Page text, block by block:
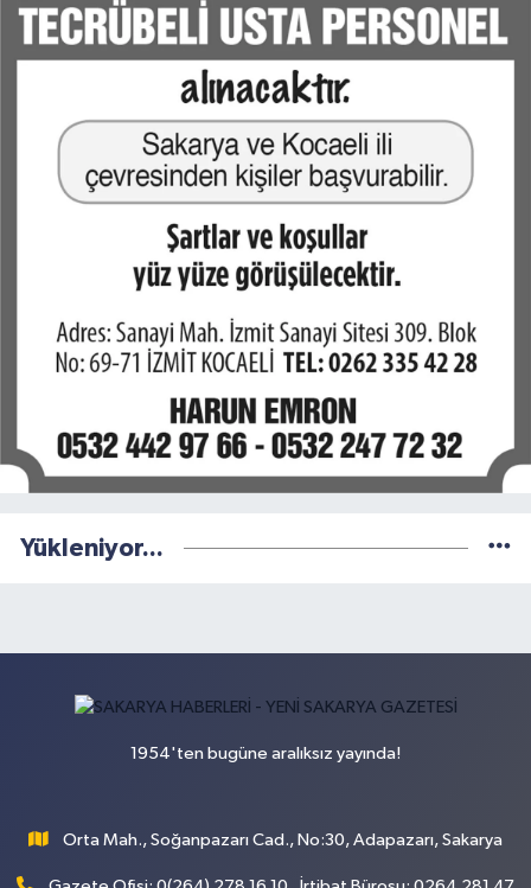
Yükleniyor...
1954'ten bugüne aralıksız yayında!
Orta Mah., Soğanpazarı Cad., No:30, Adapazarı, Sakarya